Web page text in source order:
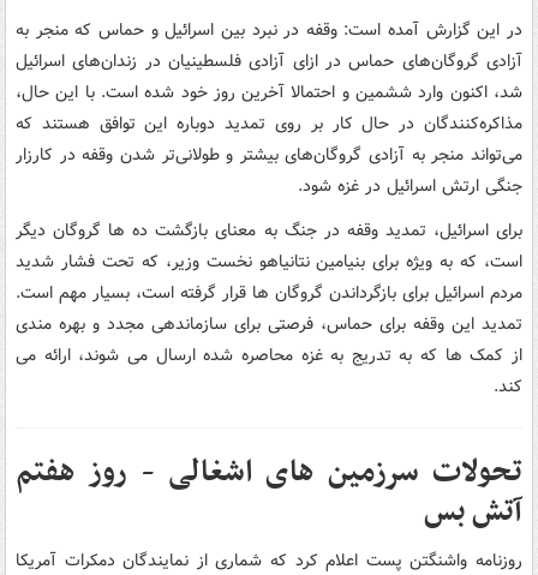
در این گزارش آمده است: وقفه در نبرد بین اسرائیل و حماس که منجر به
آزادی گروگان‌های حماس در ازای آزادی فلسطینیان در زندان‌های اسرائیل
شد، اکنون وارد ششمین و احتمالا آخرین روز خود شده است. با این حال،
مذاکره‌کنندگان در حال کار بر روی تمدید دوباره این توافق هستند که
می‌تواند منجر به آزادی گروگان‌های بیشتر و طولانی‌تر شدن وقفه در کارزار
جنگی ارتش اسرائیل در غزه شود.
برای اسرائیل، تمدید وقفه در جنگ به معنای بازگشت ده ها گروگان دیگر
است، که به ویژه برای بنیامین نتانیاهو نخست وزیر، که تحت فشار شدید
مردم اسرائیل برای بازگرداندن گروگان ها قرار گرفته است، بسیار مهم است.
تمدید این وقفه برای حماس، فرصتی برای سازماندهی مجدد و بهره مندی
از کمک ها که به تدریج به غزه محاصره شده ارسال می شوند، ارائه می
کند.
تحولات سرزمین های اشغالی - روز هفتم
آتش بس
روزنامه واشنگتن پست اعلام کرد که شماری از نمایندگان دمکرات آمریکا